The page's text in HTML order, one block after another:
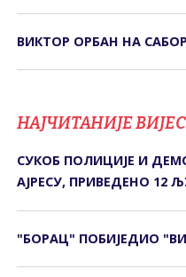
ВИКТОР ОРБАН НА
НАЈЧИТАНИЈЕ
СУКОБ ПОЛИЦИЈЕ И
АЈРЕСУ, ПРИВЕДЕНО 12
"БОРАЦ" ПОБИЈЕДИО